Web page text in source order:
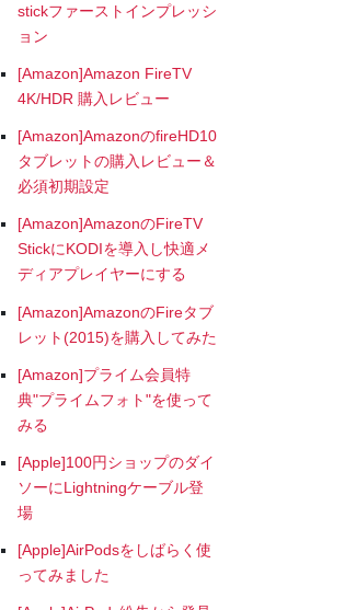
stickファーストインプレッシ
ョン
[Amazon]Amazon FireTV
4K/HDR 購入レビュー
[Amazon]AmazonのfireHD10
タブレットの購入レビュー＆
必須初期設定
[Amazon]AmazonのFireTV
StickにKODIを導入し快適メ
ディアプレイヤーにする
[Amazon]AmazonのFireタブ
レット(2015)を購入してみた
[Amazon]プライム会員特
典"プライムフォト"を使って
みる
[Apple]100円ショップのダイ
ソーにLightningケーブル登
場
[Apple]AirPodsをしばらく使
ってみました